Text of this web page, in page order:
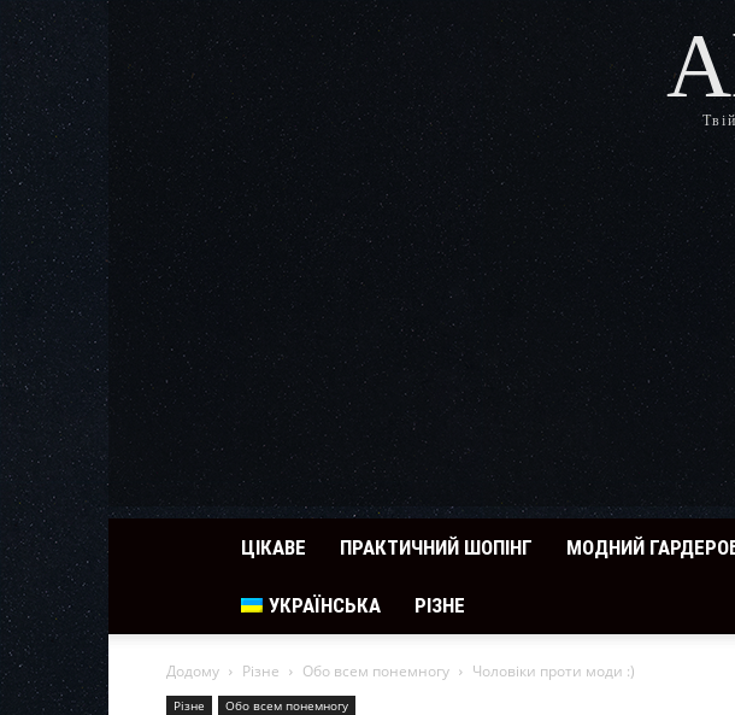
ЦІКАВЕ ПРАКТИЧНИЙ ШОПІНГ МОДНИЙ
УКРАЇНСЬКА РІЗНЕ
Додому Різне Обо всем понемногу Чоловіки проти моди :)
Різне Обо всем понемногу